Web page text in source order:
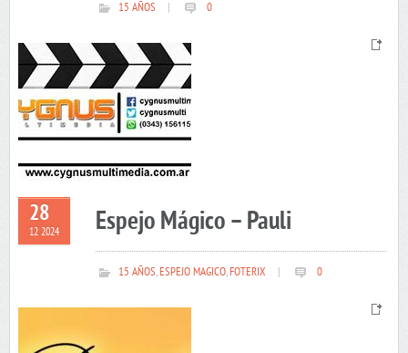
15 AÑOS 0
28
12 2024 Espejo Mágico – Pauli
15 AÑOS,ESPEJO MAGICO,FOTERIX 0